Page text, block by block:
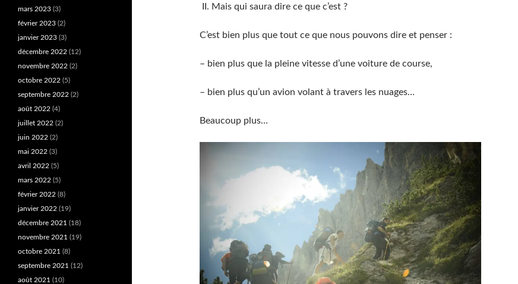
II. Mais qui saura dire ce que c’est ?
C’est bien plus que tout ce que nous pouvons dire et penser :
– bien plus que la pleine vitesse d’une voiture de course,
– bien plus qu’un avion volant à travers les nuages…
Beaucoup plus…
mars 2023 (3)
février 2023 (2)
janvier 2023 (3)
décembre 2022 (12)
novembre 2022 (2)
octobre 2022 (5)
septembre 2022 (2)
août 2022 (4)
juillet 2022 (2)
juin 2022 (2)
mai 2022 (3)
avril 2022 (5)
mars 2022 (5)
février 2022 (8)
janvier 2022 (19)
décembre 2021 (18)
novembre 2021 (19)
octobre 2021 (8)
septembre 2021 (12)
août 2021 (10)